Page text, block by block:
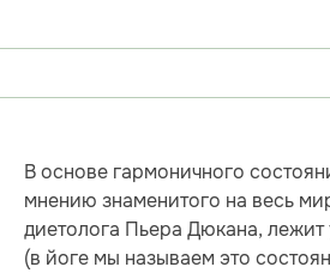
В основе гармоничного
мнению знаменитого на весь
диетолога Пьера Дюкана, лежит
(в йоге мы называем это